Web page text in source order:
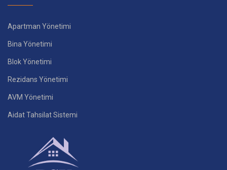
Apartman Yönetimi
Bina Yönetimi
Blok Yönetimi
Rezidans Yönetimi
AVM Yönetimi
Aidat Tahsilat Sistemi